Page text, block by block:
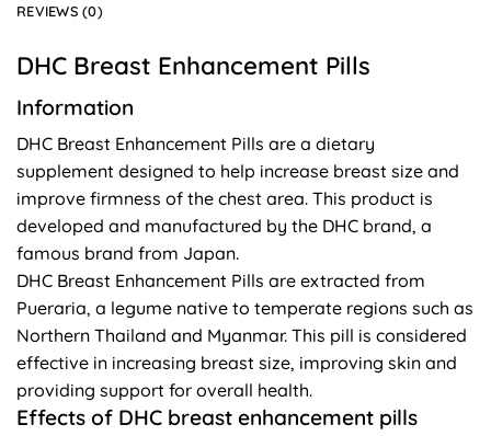
REVIEWS (0)
DHC Breast Enhancement Pills
Information
DHC Breast Enhancement Pills are a dietary
supplement designed to help increase breast size and
improve firmness of the chest area. This product is
developed and manufactured by the DHC brand, a
famous brand from Japan.
DHC Breast Enhancement Pills are extracted from
Pueraria, a legume native to temperate regions such as
Northern Thailand and Myanmar. This pill is considered
effective in increasing breast size, improving skin and
providing support for overall health.
Effects of DHC breast enhancement pills